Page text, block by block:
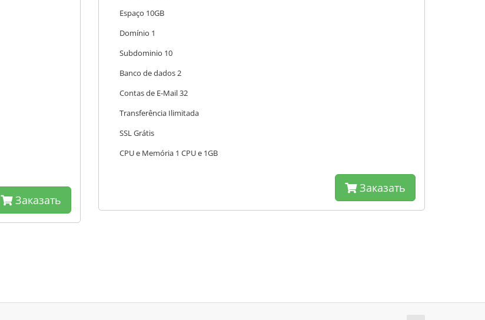
Заказать
Espaço 10GB
Domínio 1
Subdominio 10
Banco de dados 2
Contas de E-Mail 32
Transferência Ilimitada
SSL Grátis
CPU e Memória 1 CPU e 1GB
Заказать